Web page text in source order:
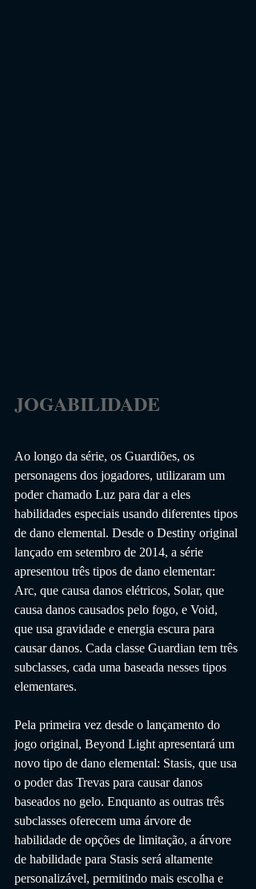
JOGABILIDADE
Ao longo da série, os Guardiões, os
personagens dos jogadores, utilizaram um
poder chamado Luz para dar a eles
habilidades especiais usando diferentes tipos
de dano elemental. Desde o Destiny original
lançado em setembro de 2014, a série
apresentou três tipos de dano elementar:
Arc, que causa danos elétricos, Solar, que
causa danos causados ​​pelo fogo, e Void,
que usa gravidade e energia escura para
causar danos. Cada classe Guardian tem três
subclasses, cada uma baseada nesses tipos
elementares.
Pela primeira vez desde o lançamento do
jogo original, Beyond Light apresentará um
novo tipo de dano elemental: Stasis, que usa
o poder das Trevas para causar danos
baseados no gelo. Enquanto as outras três
subclasses oferecem uma árvore de
habilidade de opções de limitação, a árvore
de habilidade para Stasis será altamente
personalizável, permitindo mais escolha e